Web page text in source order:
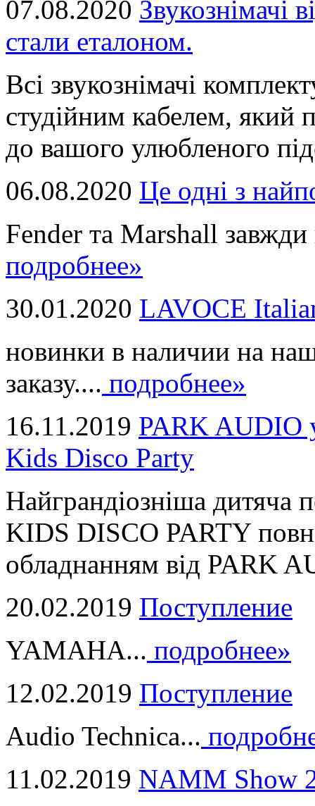
07.08.2020 Звукознімачі
стали еталоном.
Всі звукознімачі
студійним кабелем, який
до вашого улюбленого
06.08.2020 Це однi з
Fender та Marshall завжди
подробнее»
30.01.2020 LAVOCE
новинки в наличии на
заказу.... подробнее»
16.11.2019 PARK AUDIO
Kids Disco Party
Найграндіозніша дитяча
KIDS DISCO PARTY
обладнанням від PARK
20.02.2019 Поступление
YAMAHA... подробнее»
12.02.2019 Поступление
Audio Technica...
11.02.2019 NAMM Show